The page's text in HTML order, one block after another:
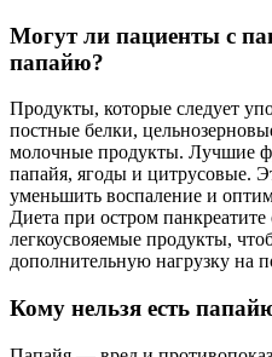
Могут ли пациенты с
папайю?
Продукты, которые следует
постные белки,
молочные продукты. Лучшие
папайя, ягоды и цитрусовые.
уменьшить воспаление и
Диета при остром
легкоусвояемые продукты,
дополнительную нагрузку на
Кому нельзя есть